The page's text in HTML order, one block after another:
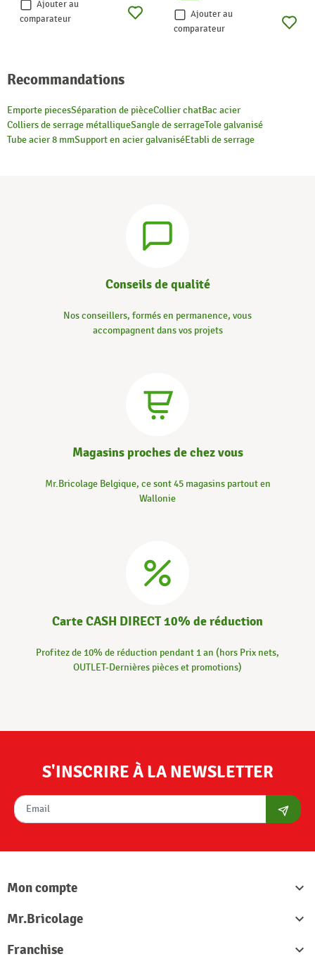
Ajouter au
comparateur
Ajouter au
comparateur
Recommandations
Emporte piecesSéparation de pièceCollier chatBac acier
Colliers de serrage métalliqueSangle de serrageTole galvanisé
Tube acier 8 mmSupport en acier galvaniséEtabli de serrage
Conseils de qualité
Nos conseillers, formés en permanence, vous
accompagnent dans vos projets
Magasins proches de chez vous
Mr.Bricolage Belgique, ce sont 45 magasins partout en
Wallonie
Carte CASH DIRECT 10% de réduction
Profitez de 10% de réduction pendant 1 an (hors Prix nets,
OUTLET-Dernières pièces et promotions)
S'INSCRIRE À LA NEWSLETTER
Mon compte

Mr.Bricolage

Franchise
